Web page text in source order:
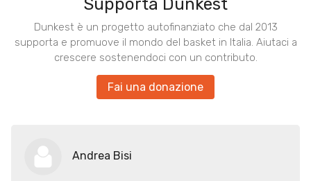
Dunkest è un progetto autofinanziato che dal 2013
supporta e promuove il mondo del basket in Italia. Aiutaci a
crescere sostenendoci con un contributo.
Fai una donazione
Andrea Bisi